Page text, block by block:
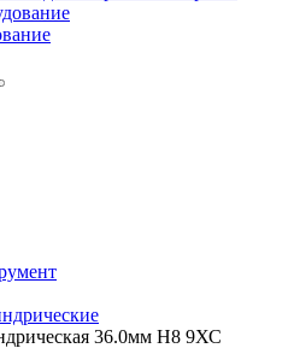
36.0мм H8 9ХС